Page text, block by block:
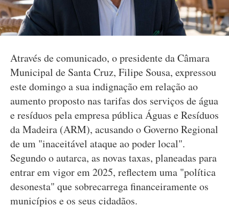
Através de comunicado, o presidente da Câmara
Municipal de Santa Cruz, Filipe Sousa, expressou
este domingo a sua indignação em relação ao
aumento proposto nas tarifas dos serviços de água
e resíduos pela empresa pública Águas e Resíduos
da Madeira (ARM), acusando o Governo Regional
de um "inaceitável ataque ao poder local".
Segundo o autarca, as novas taxas, planeadas para
entrar em vigor em 2025, reflectem uma "política
desonesta" que sobrecarrega financeiramente os
municípios e os seus cidadãos.